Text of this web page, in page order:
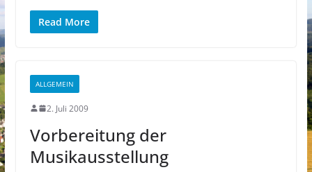
Read More
ALLGEMEIN
2. Juli 2009
Vorbereitung der
Musikausstellung